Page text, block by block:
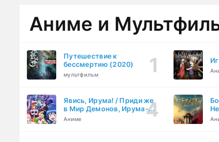
Аниме и
Путешествие к
бессмертию (2020)
мультфильм
Явись, Ирума! / Приди же
в Мир Демонов, Ирума-
кун! (2019)
Аниме